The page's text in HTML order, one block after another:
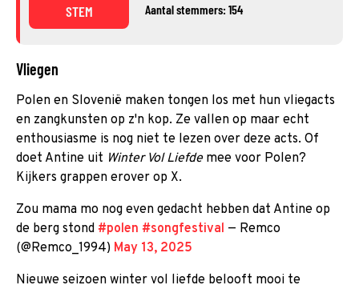
STEM Aantal stemmers: 154
Vliegen
Polen en Slovenië maken tongen los met hun vliegacts
en zangkunsten op z'n kop. Ze vallen op maar echt
enthousiasme is nog niet te lezen over deze acts. Of
doet Antine uit Winter Vol Liefdemee voor Polen?
Kijkers grappen erover op X.
Zou mama mo nog even gedacht hebben dat Antine op
de berg stond #polen #songfestival — Remco
(@Remco_1994) May 13, 2025
Nieuwe seizoen winter vol liefde belooft mooi te